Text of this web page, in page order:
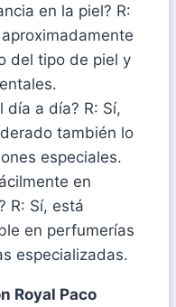
en la piel? R:
del tipo de piel y
día a día? R: Sí,
también lo
especiales.
en
R: Sí, está
en perfumerías
especializadas.
Royal Paco